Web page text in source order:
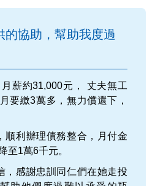
的協助，幫助我度過
薪約31,000元， 丈夫無工
要繳3萬多，無力償還下，
順利辦理債務整合，月付金
至1萬6千元。
，感謝忠訓同仁們在她走投